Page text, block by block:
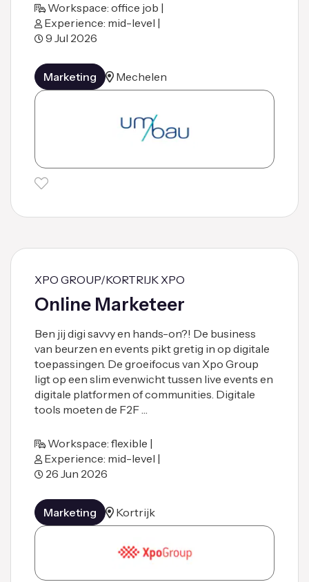
Workspace: office job |
Experience: mid-level |
9 Jul 2026
Marketing Mechelen
XPO GROUP/KORTRIJK XPO
Online Marketeer
Ben jij digi savvy en hands-on?! De business
van beurzen en events pikt gretig in op digitale
toepassingen. De groeifocus van Xpo Group
ligt op een slim evenwicht tussen live events en
digitale platformen of communities. Digitale
tools moeten de F2F …
Workspace: flexible |
Experience: mid-level |
26 Jun 2026
Marketing Kortrijk